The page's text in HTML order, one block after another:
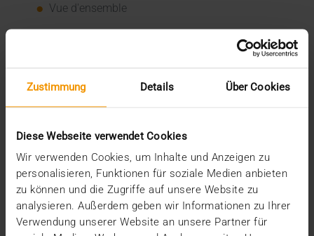
Zustimmung Details Über Cookies
Diese Webseite verwendet Cookies
Wir verwenden Cookies, um Inhalte und Anzeigen zu
personalisieren, Funktionen für soziale Medien anbieten
zu können und die Zugriffe auf unsere Website zu
analysieren. Außerdem geben wir Informationen zu Ihrer
Verwendung unserer Website an unsere Partner für
Vue d'ensemble
juillet (3)
juin (4)
janvier (3)
décembre (3)
novembre (2)
septembre (2)
août (2)
juillet (2)